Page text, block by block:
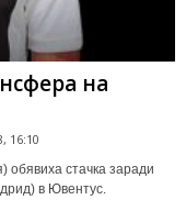
на
16:10
стачка заради
в Ювентус.